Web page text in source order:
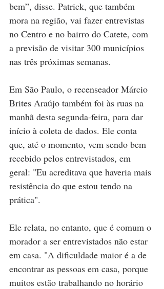
bem”, disse. Patrick, que também
mora na região, vai fazer entrevistas
no Centro e no bairro do Catete, com
a previsão de visitar 300 municípios
nas três próximas semanas.
Em São Paulo, o recenseador Márcio
Brites Araújo também foi às ruas na
manhã desta segunda-feira, para dar
início à coleta de dados. Ele conta
que, até o momento, vem sendo bem
recebido pelos entrevistados, em
geral: "Eu acreditava que haveria mais
resistência do que estou tendo na
prática".
Ele relata, no entanto, que é comum o
morador a ser entrevistados não estar
em casa. "A dificuldade maior é a de
encontrar as pessoas em casa, porque
muitos estão trabalhando no horário